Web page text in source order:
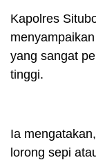
Kapolres
yang sangat
tinggi.
Ia
lorong sepi